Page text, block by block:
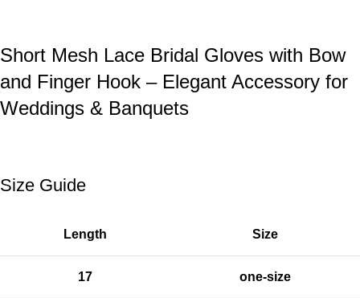
Short Mesh Lace Bridal Gloves with Bow
and Finger Hook – Elegant Accessory for
Weddings & Banquets
Size Guide
Size
Length
one-size
17